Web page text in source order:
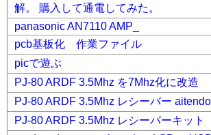
解。 購入して通電してみた。
panasonic AN7110 AMP_
pcb基板化 作業ファイル
picで遊ぶ
PJ-80 ARDF 3.5Mhz を7Mhz化に改造
PJ-80 ARDF 3.5Mhz レシーバー aitendo
PJ-80 ARDF 3.5Mhz レシーバーキット